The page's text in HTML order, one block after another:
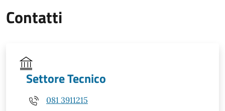
Contatti
Settore Tecnico
081 3911215